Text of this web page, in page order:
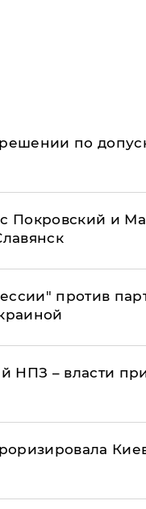
по
Покровский и
против
НПЗ – власти